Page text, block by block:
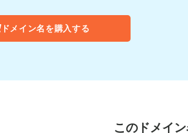
ドメイン名を購入する
このドメイ